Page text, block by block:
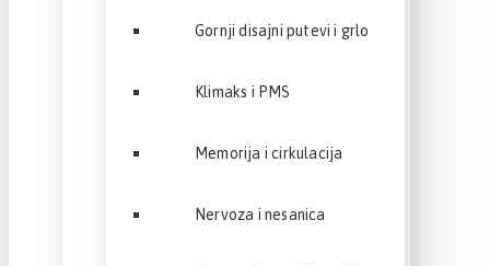
Gornji disajni putevi i grlo
Klimaks i PMS
Memorija i cirkulacija
Nervoza i nesanica